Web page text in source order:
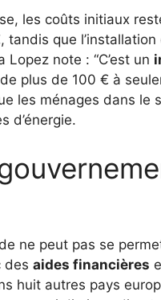
les coûts initiaux
que
note : “C’est un
plus de 100 € à
les ménages dans le
d’énergie.
ne peut pas se
des aides financières
huit autres pays